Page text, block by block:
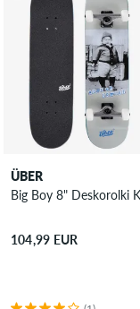
ÜBER
Big Boy 8" Deskorolki
104,99 EUR